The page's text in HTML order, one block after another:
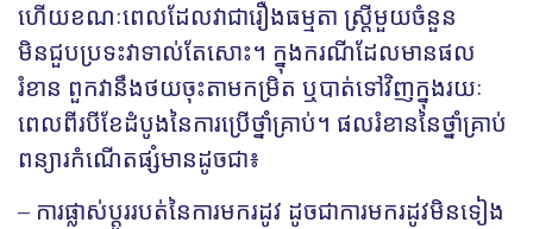
ហើយខណៈពេលដែលវាជារឿងធម្មតា ស្ត្រីមួយចំនួន
មិនជួបប្រទះវាទាល់តែសោះ។ ក្នុងករណីដែលមានផល
រំខាន ពួកវានឹងថយចុះតាមកម្រិត ឬបាត់ទៅវិញក្នុងរយៈ
ពេលពីរបីខែដំបូងនៃការប្រើថ្នាំគ្រាប់។ ផលរំខាននៃថ្នាំគ្រាប់
ពន្យារកំណើតផ្សំមានដូចជា៖
– ការផ្លាស់ប្តូររបត់នៃការមករដូវ ដូចជាការមករដូវមិនទៀង